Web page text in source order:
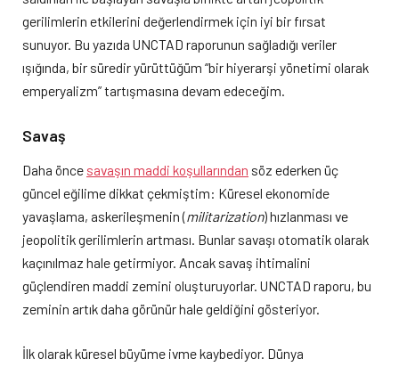
gerilimlerin etkilerini değerlendirmek için iyi bir fırsat
sunuyor. Bu yazıda UNCTAD raporunun sağladığı veriler
ışığında, bir süredir yürüttüğüm “bir hiyerarşi yönetimi olarak
emperyalizm” tartışmasına devam edeceğim.
Savaş
Daha önce savaşın maddi koşullarından söz ederken üç
güncel eğilime dikkat çekmiştim: Küresel ekonomide
yavaşlama, askerileşmenin (militarization) hızlanması ve
jeopolitik gerilimlerin artması. Bunlar savaşı otomatik olarak
kaçınılmaz hale getirmiyor. Ancak savaş ihtimalini
güçlendiren maddi zemini oluşturuyorlar. UNCTAD raporu, bu
zeminin artık daha görünür hale geldiğini gösteriyor.
İlk olarak küresel büyüme ivme kaybediyor. Dünya